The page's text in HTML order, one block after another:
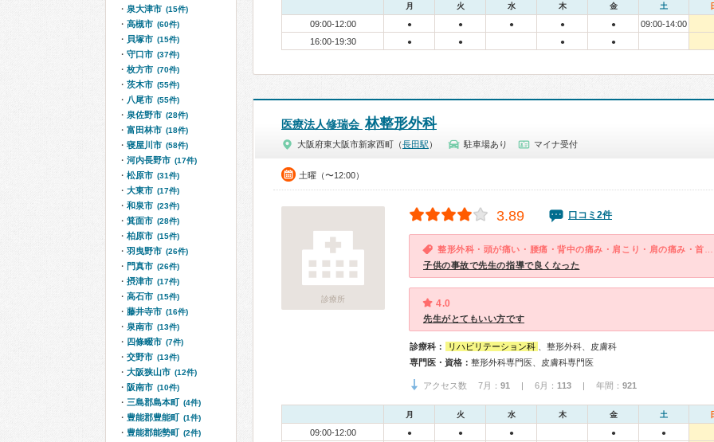
月 火 水 木 金 土
09:00-12:00 ● ● ● ● ●
09:00-14:00
16:00-19:30
● ● ● ●
医療法人修瑞会 林整形外科
大阪府東大阪市新家西町（長田駅 ） 駐車場あり マイナ受付
土曜（〜12:00）
診療所
3.89 口コミ2件
子供の事故で先生の指導で良くなった
4.0
先生がとてもいい方です
診療科： リハビリテーション科
、整形外科、皮膚科
専門医・資格： 整形外科専門医、皮膚科専門医
アクセス数 7月： 91 | 6月： 113 | 年間： 921
月 火 水 木 金 土
09:00-12:00 ● ● ● ● ●
泉大津市 (15件)
高槻市 (60件)
貝塚市 (15件)
守口市 (37件)
枚方市 (70件)
茨木市 (55件)
八尾市 (55件)
泉佐野市 (28件)
富田林市 (18件)
寝屋川市 (58件)
河内長野市 (17件)
松原市 (31件)
大東市 (17件)
和泉市 (23件)
箕面市 (28件)
柏原市 (15件)
羽曳野市 (26件)
門真市 (26件)
摂津市 (17件)
高石市 (15件)
藤井寺市 (16件)
泉南市 (13件)
四條畷市 (7件)
交野市 (13件)
大阪狭山市 (12件)
阪南市 (10件)
三島郡島本町 (4件)
豊能郡豊能町 (1件)
豊能郡能勢町 (2件)